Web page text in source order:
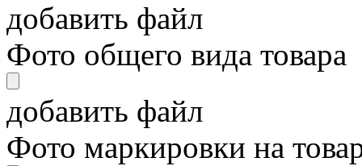
добавить файл
Фото общего вида товара
добавить файл
Фото маркировки на